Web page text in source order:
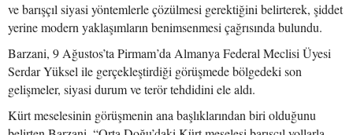
ve barışçıl siyasi yöntemlerle çözülmesi gerektiğini belirterek, şiddet
yerine modern yaklaşımların benimsenmesi çağrısında bulundu.
Barzani, 9 Ağustos’ta Pirmam’da Almanya Federal Meclisi Üyesi
Serdar Yüksel ile gerçekleştirdiği görüşmede bölgedeki son
gelişmeler, siyasi durum ve terör tehdidini ele aldı.
Kürt meselesinin görüşmenin ana başlıklarından biri olduğunu